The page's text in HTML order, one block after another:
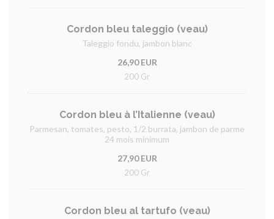
Cordon bleu taleggio (veau)
Taleggio fondu, jambon blanc
26,90 EUR
200 Gr
Cordon bleu à l’Italienne (veau)
Parmesan, tomates, pesto, 1/2 burrata, jambon de parme
24 mois minimum
27,90 EUR
200 Gr
Cordon bleu al tartufo (veau)